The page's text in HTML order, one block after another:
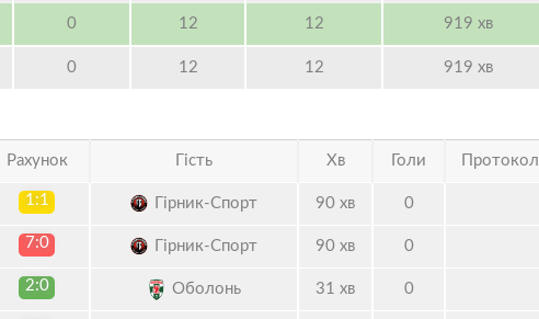
0 12 12 919 хв
0 12 12 919 хв
Рахунок Гість Хв Голи Протокол
1:1 Гірник-Спорт 90 хв 0
7:0 Гірник-Спорт 90 хв 0
2:0 Оболонь 31 хв 0